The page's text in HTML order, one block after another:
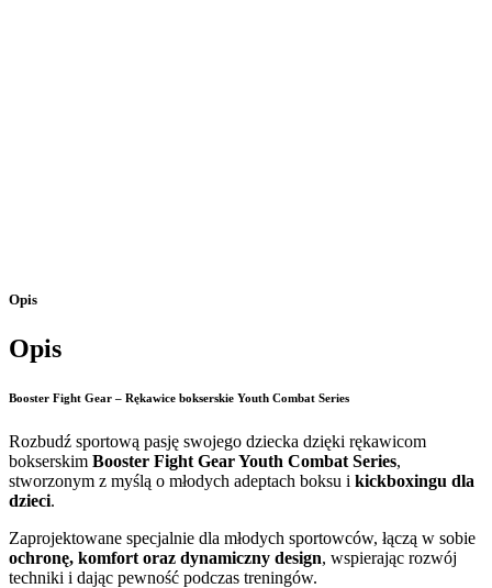
Opis
Opis
Booster Fight Gear – Rękawice bokserskie Youth Combat Series
Rozbudź sportową pasję swojego dziecka dzięki rękawicom
bokserskim Booster Fight Gear Youth Combat Series,
stworzonym z myślą o młodych adeptach boksu i kickboxingu dla
dzieci.
Zaprojektowane specjalnie dla młodych sportowców, łączą w sobie
ochronę, komfort oraz dynamiczny design, wspierając rozwój
techniki i dając pewność podczas treningów.